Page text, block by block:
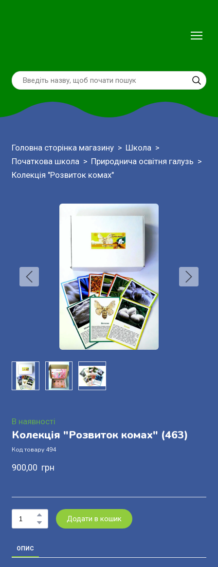
Головна сторінка магазину
Школа
Початкова школа
Природнича освітня галузь
Колекція "Розвиток комах"
В наявності
Колекція "Розвиток комах" (463)
Код товару 494
900,00  грн
Додати в кошик
ОПИС